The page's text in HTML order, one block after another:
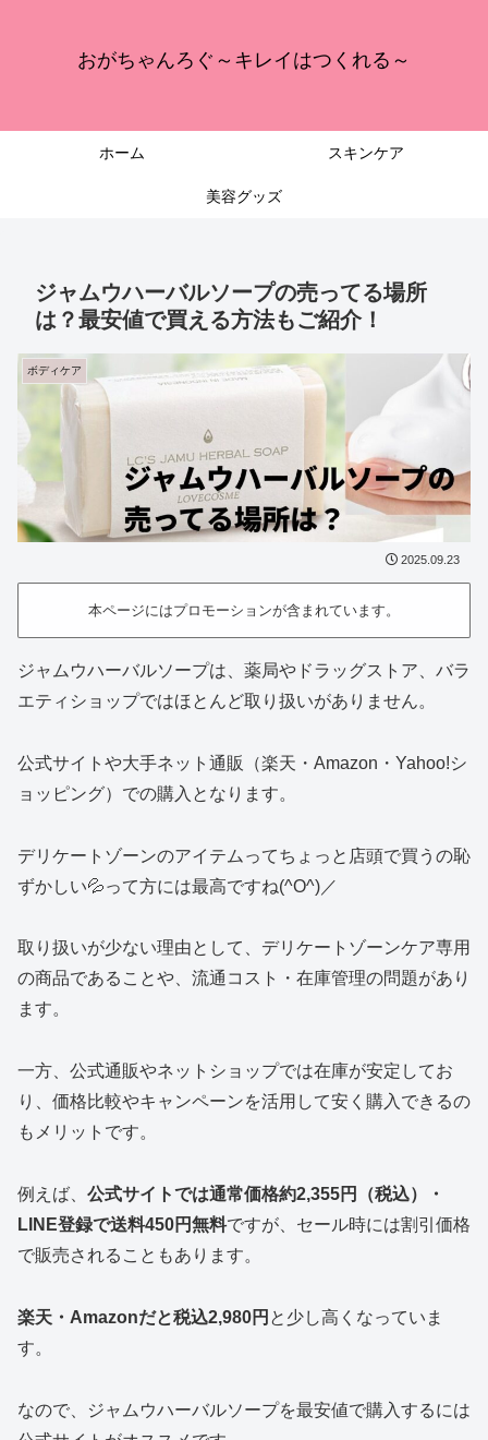
おがちゃんろぐ～キレイはつくれる～
ホーム スキンケア
美容グッズ
ジャムウハーバルソープの売ってる場所
は？最安値で買える方法もご紹介！
ボディケア
2025.09.23
本ページにはプロモーションが含まれています。
ジャムウハーバルソープは、薬局やドラッグストア、バラ
エティショップではほとんど取り扱いがありません。
公式サイトや大手ネット通販（楽天・Amazon・Yahoo!シ
ョッピング）での購入となります。
デリケートゾーンのアイテムってちょっと店頭で買うの恥
ずかしい💦って方には最高ですね(^O^)／
取り扱いが少ない理由として、デリケートゾーンケア専用
の商品であることや、流通コスト・在庫管理の問題があり
ます。
一方、公式通販やネットショップでは在庫が安定してお
り、価格比較やキャンペーンを活用して安く購入できるの
もメリットです。
例えば、 公式サイトでは通常価格約2,355円（税込）・
LINE登録で送料450円無料ですが、セール時には割引価格
で販売されることもあります。
楽天・Amazonだと税込2,980円 と少し高くなっていま
す。
なので、ジャムウハーバルソープを最安値で購入するには